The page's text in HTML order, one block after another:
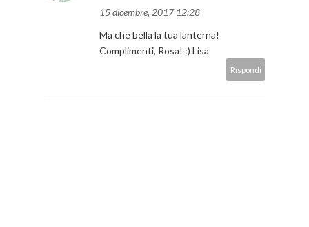
15 dicembre, 2017 12:28
Ma che bella la tua lanterna!
Complimenti, Rosa! :) Lisa
Rispondi